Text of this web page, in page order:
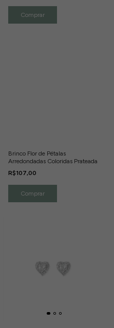
Brinco Flor de Pétalas
Arredondadas Coloridas Prateada
R$107,00